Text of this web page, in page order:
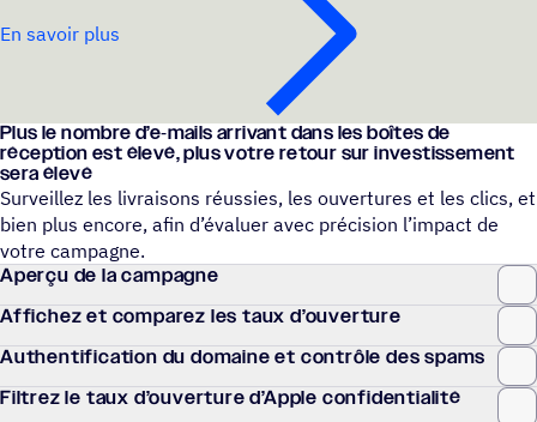
En savoir plus
Plus le nombre d’e‑mails arri­vant dans les boîtes de
récep­tion est élevé, plus votre retour sur inves­tis­se­ment
sera élevé
Surveillez les livraisons réussies, les ouvertures et les clics, et
bien plus encore, afin d’évaluer avec précision l’impact de
votre campagne.
Aperçu de la campagne
Affi­chez et compa­rez les taux d’ouverture
Authen­ti­fi­ca­tion du domaine et contrôle des spams
Filtrez le taux d’ouverture d’Apple confidentialité